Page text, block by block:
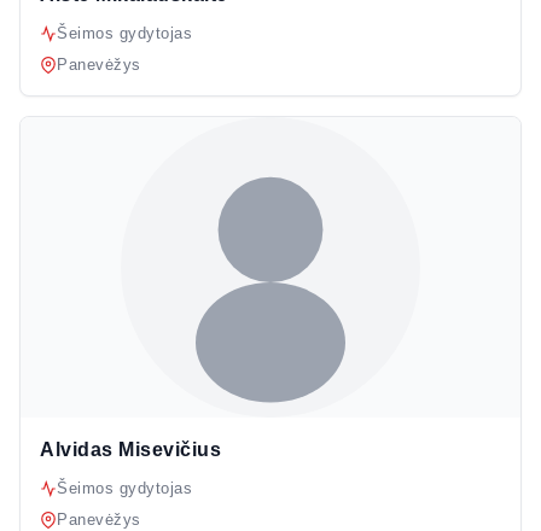
Šeimos gydytojas
Panevėžys
Alvidas Misevičius
Šeimos gydytojas
Panevėžys